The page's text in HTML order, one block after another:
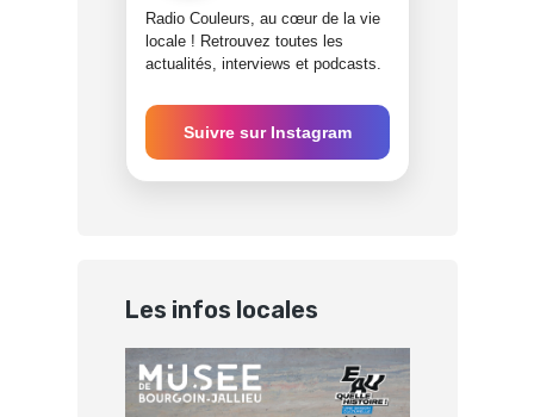
Radio Couleurs, au cœur de la vie
locale ! Retrouvez toutes les
actualités, interviews et podcasts.
Suivre sur Instagram
Les infos locales